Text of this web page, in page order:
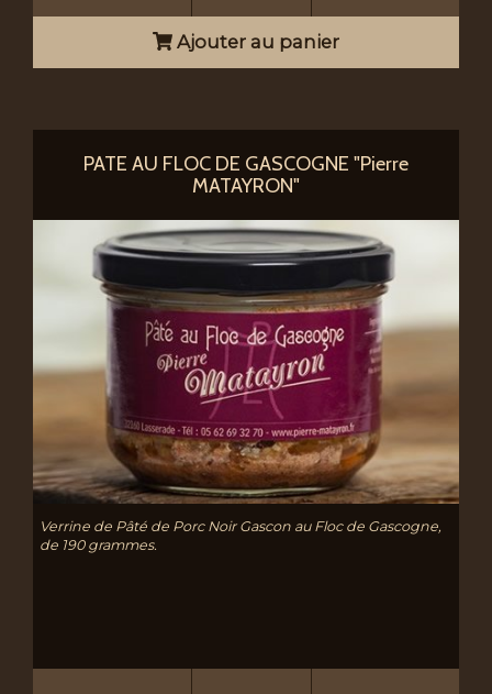
Ajouter au panier
PATE AU FLOC DE GASCOGNE "Pierre
MATAYRON"
Verrine de Pâté de Porc Noir Gascon au Floc de Gascogne,
de 190 grammes.